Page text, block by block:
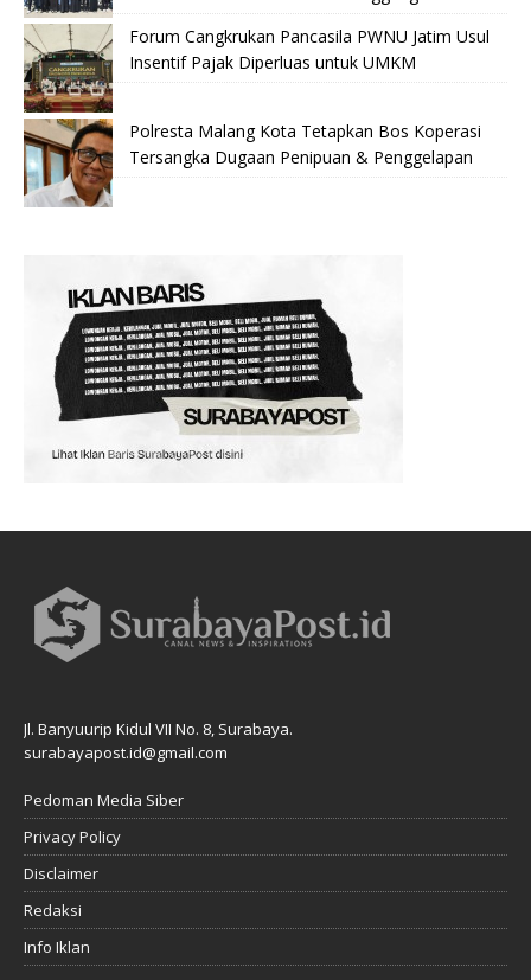
Forum Cangkrukan Pancasila PWNU Jatim Usul
Insentif Pajak Diperluas untuk UMKM
Polresta Malang Kota Tetapkan Bos Koperasi
Tersangka Dugaan Penipuan & Penggelapan
Jl. Banyuurip Kidul VII No. 8, Surabaya.
surabayapost.id@gmail.com
Pedoman Media Siber
Privacy Policy
Disclaimer
Redaksi
Info Iklan